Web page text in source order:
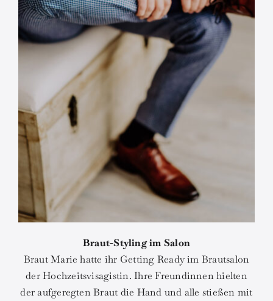
Braut-Styling im Salon
Braut Marie hatte ihr Getting Ready im Brautsalon
der Hochzeitsvisagistin. Ihre Freundinnen hielten
der aufgeregten Braut die Hand und alle stießen mit